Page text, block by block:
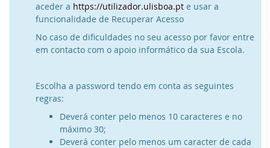
aceder a https://utilizador.ulisboa.pt e usar a
funcionalidade de Recuperar Acesso
No caso de dificuldades no seu acesso por favor entre
em contacto com o apoio informático da sua Escola.
Escolha a password tendo em conta as seguintes
regras:
Deverá conter pelo menos 10 caracteres e no
máximo 30;
Deverá conter pelo menos um caracter de cada